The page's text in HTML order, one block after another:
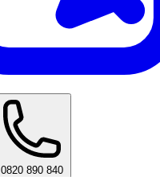
0820 890 840